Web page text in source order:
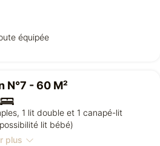
équipée
N°7 - 60 M²
1 lit double et 1 canapé-lit
lit bébé)
plus